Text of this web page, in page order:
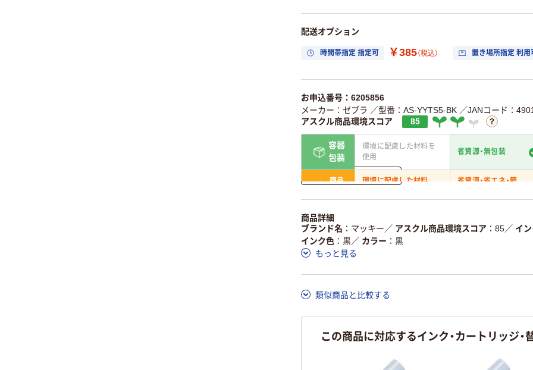
配送オプション
時間帯指定 指定可 ￥385（税込） 置き場所指定 利用
お申込番号：6205856
メーカー：ゼブラ ／型番：AS-YYTS5-BK ／JANコード：
アスクル商品環境スコア
85
容器
包装
環境に配慮した材料を
使用
省資源・無包装
商品
環境に配慮した材料
省資源・省エネ・節
仕組
ある
いる
この商品の環境配慮ポイントです。詳しくはページ下部の商品
ア詳細／加点項目
詳しく見る
商品詳細
ブランド名
マッキー ／ アスクル商品環境スコア 85／ イ
インク色
黒／ カラー
黒
もっと見る
類似商品と比較する
この商品に対応するインク・カートリッジ・